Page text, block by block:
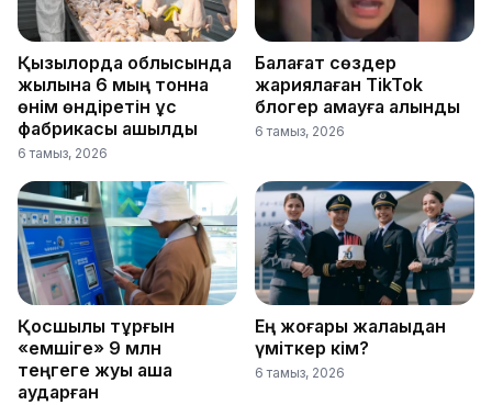
Қызылорда облысында
жылына 6 мың тонна
өнім өндіретін құс
фабрикасы ашылды
6 тамыз, 2026
Балағат сөздер
жариялаған TikTok
блогер қамауға алынды
6 тамыз, 2026
Қосшылық тұрғын
«емшіге» 9 млн
теңгеге жуық ақша
аударған
Ең жоғары жалақыдан
үміткер кім?
6 тамыз, 2026